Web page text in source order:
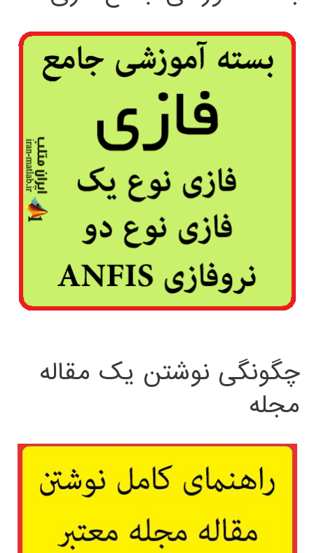
چگونگی نوشتن یک مقاله
مجله